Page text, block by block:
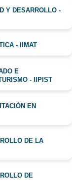
Y DESARROLLO -
- IIMAT
E
- IIPIST
EN
DE LA
DE